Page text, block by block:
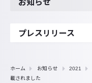
プレスリリース
ホーム お知らせ 2021
載されました